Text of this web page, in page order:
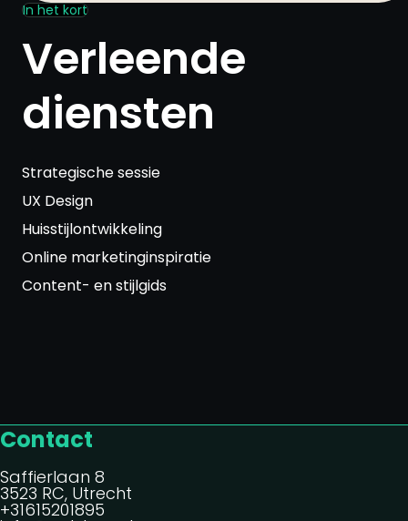
In het kort
Verleende
diensten
Strategische sessie
UX Design
Huisstijlontwikkeling
Online marketinginspiratie
Content- en stijlgids
Contact
Saffierlaan 8
3523 RC, Utrecht
+31615201895